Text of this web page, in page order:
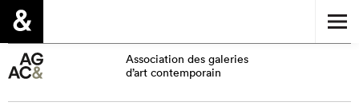
Association des galeries
d’art contemporain